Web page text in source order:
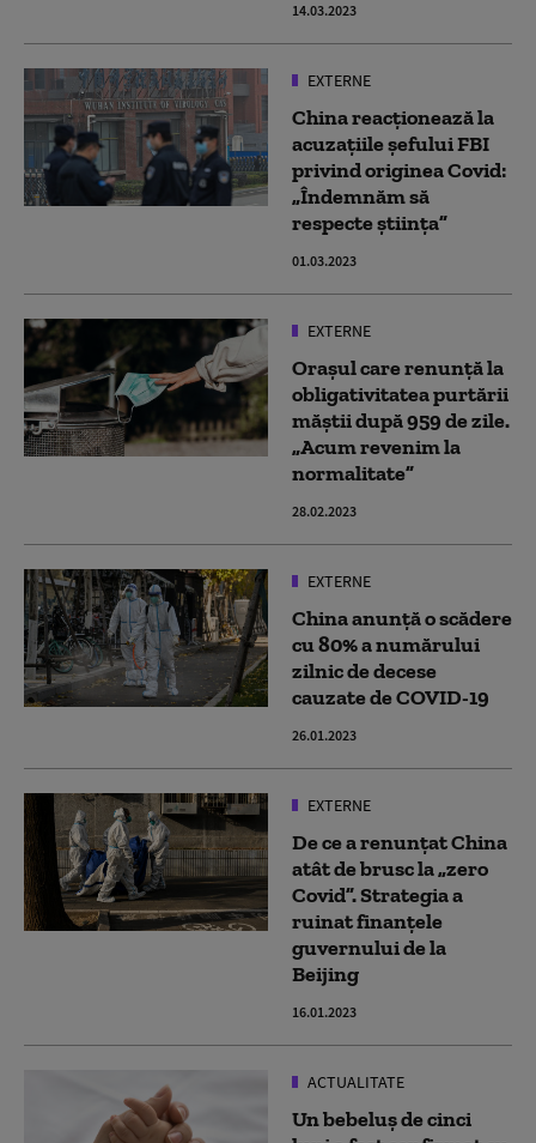
14.03.2023
EXTERNE
China reacționează la
acuzațiile șefului FBI
privind originea Covid:
„Îndemnăm să
respecte știința”
01.03.2023
EXTERNE
Orașul care renunță la
obligativitatea purtării
măștii după 959 de zile.
„Acum revenim la
normalitate”
28.02.2023
EXTERNE
China anunță o scădere
cu 80% a numărului
zilnic de decese
cauzate de COVID-19
26.01.2023
EXTERNE
De ce a renunțat China
atât de brusc la „zero
Covid”. Strategia a
ruinat finanțele
guvernului de la
Beijing
16.01.2023
ACTUALITATE
Un bebeluș de cinci